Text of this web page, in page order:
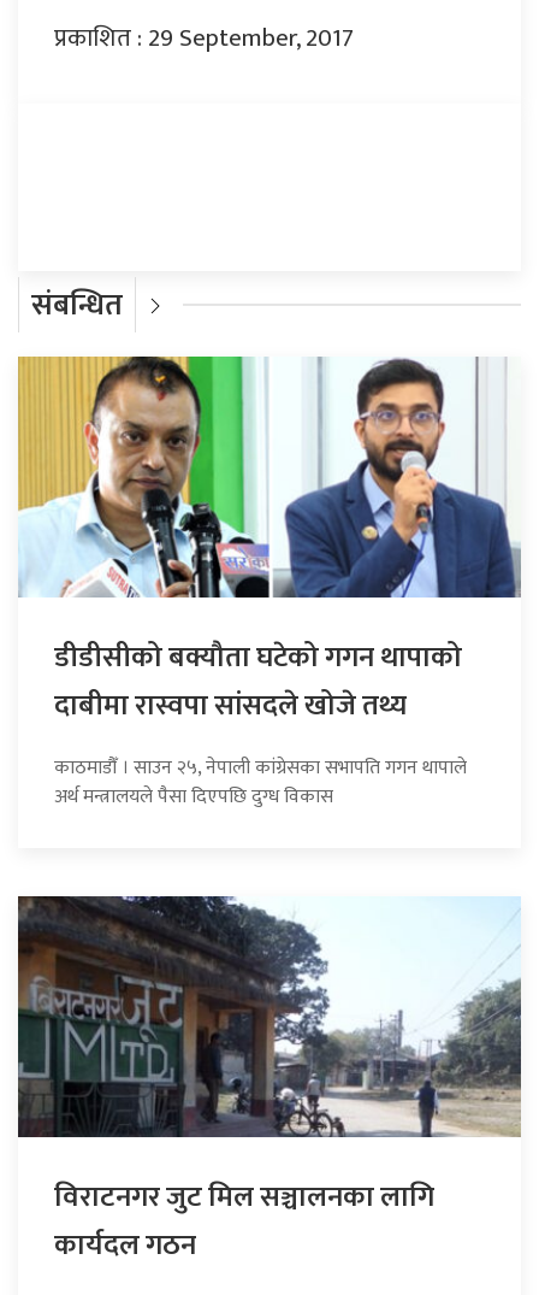
प्रकाशित : 29 September, 2017
संबन्धित
डीडीसीको बक्यौता घटेको गगन थापाको
दाबीमा रास्वपा सांसदले खोजे तथ्य
काठमाडौँ । साउन २५, नेपाली कांग्रेसका सभापति गगन थापाले
अर्थ मन्त्रालयले पैसा दिएपछि दुग्ध विकास
विराटनगर जुट मिल सञ्चालनका लागि
कार्यदल गठन